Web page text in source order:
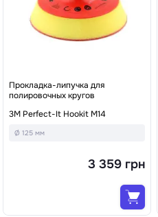
Прокладка-липучка для
полировочных кругов
3M Perfect-It Hookit M14
Ø 125 мм
3 359 грн